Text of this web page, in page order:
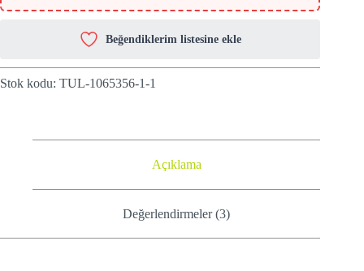
Beğendiklerim listesine ekle
Stok kodu: TUL-1065356-1-1
Açıklama
Değerlendirmeler (3)